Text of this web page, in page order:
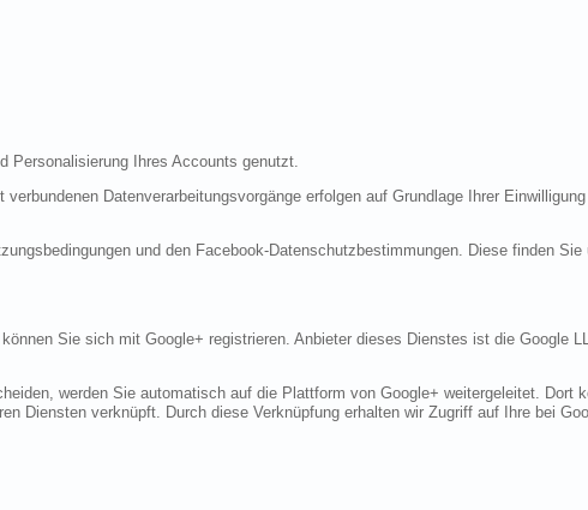
Personalisierung Ihres Accounts genutzt.
Datenverarbeitungsvorgänge erfolgen auf Grundlage Ihrer
und den Facebook-Datenschutzbestimmungen. Diese finden Sie
Sie sich mit Google+ registrieren. Anbieter dieses Dienstes ist die Google
werden Sie automatisch auf die Plattform von Google+ weitergeleitet. Dort
Diensten verknüpft. Durch diese Verknüpfung erhalten wir Zugriff auf Ihre bei